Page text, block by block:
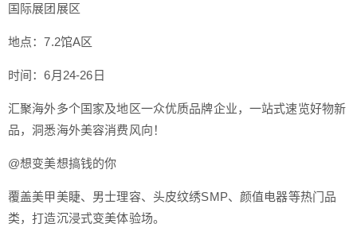
国际展团展区
地点：7.2馆A区
时间：6月24-26日
汇聚海外多个国家及地区一众优质品牌企业，一站式速览好物新
品，洞悉海外美容消费风向！
@想变美想搞钱的你
覆盖美甲美睫、男士理容、头皮纹绣SMP、颜值电器等热门品
类，打造沉浸式变美体验场。